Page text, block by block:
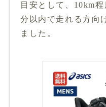
目安として、10km
分以内で走れる方向
ました。